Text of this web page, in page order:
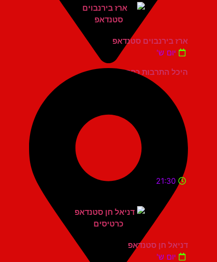
היכל התרבות כפר סבא
ארז בירנבוים סטנדאפ
יום ש'
21:30
דניאל חן סטנדאפ
יום ש'